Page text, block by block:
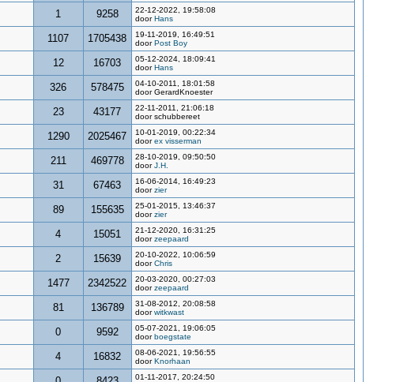
1 9258
22-12-2022, 19:58:08
doorHans
1107 1705438
19-11-2019, 16:49:51
doorPost Boy
12 16703
05-12-2024, 18:09:41
doorHans
326 578475
04-10-2011, 18:01:58
door GerardKnoester
23 43177
22-11-2011, 21:06:18
door schubbereet
1290 2025467
10-01-2019, 00:22:34
doorex visserman
211 469778
28-10-2019, 09:50:50
doorJ.H.
31 67463
16-06-2014, 16:49:23
doorzier
89 155635
25-01-2015, 13:46:37
doorzier
4 15051
21-12-2020, 16:31:25
doorzeepaard
2 15639
20-10-2022, 10:06:59
doorChris
1477 2342522
20-03-2020, 00:27:03
doorzeepaard
81 136789
31-08-2012, 20:08:58
doorwitkwast
0 9592
05-07-2021, 19:06:05
doorboegstate
4 16832
08-06-2021, 19:56:55
doorKnorhaan
01-11-2017, 20:24:50